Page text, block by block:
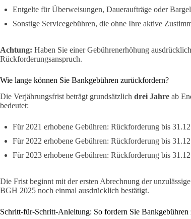
Entgelte für Überweisungen, Daueraufträge oder
Sonstige Servicegebühren, die ohne Ihre aktive
Achtung: Haben Sie einer Gebührenerhöhung
Rückforderungsanspruch.
Wie lange können Sie Bankgebühren zurückfordern?
Die Verjährungsfrist beträgt grundsätzlich drei Jahre ab
bedeutet:
Für 2021 erhobene Gebühren: Rückforderung bis
Für 2022 erhobene Gebühren: Rückforderung bis
Für 2023 erhobene Gebühren: Rückforderung bis
Die Frist beginnt mit der ersten Abrechnung der
BGH 2025 noch einmal ausdrücklich bestätigt.
Schritt-für-Schritt-Anleitung: So fordern Sie Bankgebühren